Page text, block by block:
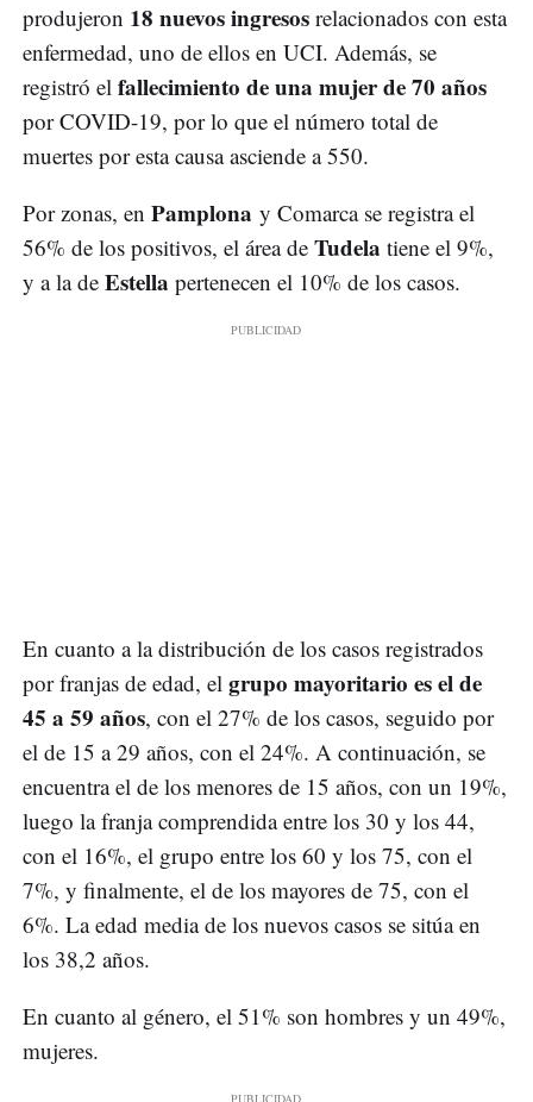
produjeron 18 nuevos ingresos relacionados con esta
enfermedad, uno de ellos en UCI. Además, se
registró el fallecimiento de una mujer de 70 años
por COVID-19, por lo que el número total de
muertes por esta causa asciende a 550.
Por zonas, en Pamplona y Comarca se registra el
56% de los positivos, el área de Tudela tiene el 9%,
y a la de Estella pertenecen el 10% de los casos.
En cuanto a la distribución de los casos registrados
por franjas de edad, el grupo mayoritario es el de
45 a 59 años, con el 27% de los casos, seguido por
el de 15 a 29 años, con el 24%. A continuación, se
encuentra el de los menores de 15 años, con un 19%,
luego la franja comprendida entre los 30 y los 44,
con el 16%, el grupo entre los 60 y los 75, con el
7%, y finalmente, el de los mayores de 75, con el
6%. La edad media de los nuevos casos se sitúa en
los 38,2 años.
En cuanto al género, el 51% son hombres y un 49%,
mujeres.